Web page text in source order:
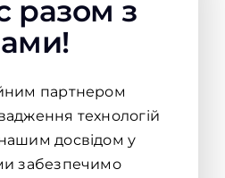
разом з
партнером
технологій
досвідом у
забезпечимо